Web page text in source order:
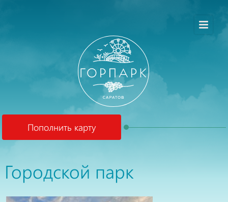
Пополнить карту
Городской парк